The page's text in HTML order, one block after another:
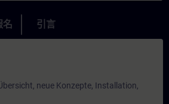
名 引言
neue Konzepte, Installation,